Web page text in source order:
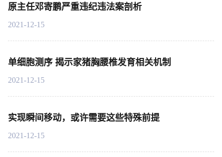
原主任邓寄鹏严重违纪违法案剖析
2021-12-15
单细胞测序 揭示家猪胸腰椎发育相关机制
2021-12-15
实现瞬间移动，或许需要这些特殊前提
2021-12-15